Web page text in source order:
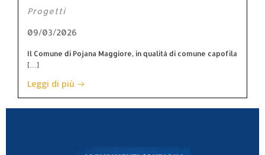
Progetti
09/03/2026
Il Comune di Pojana Maggiore, in qualità di comune capofila
[…]
Leggi di più